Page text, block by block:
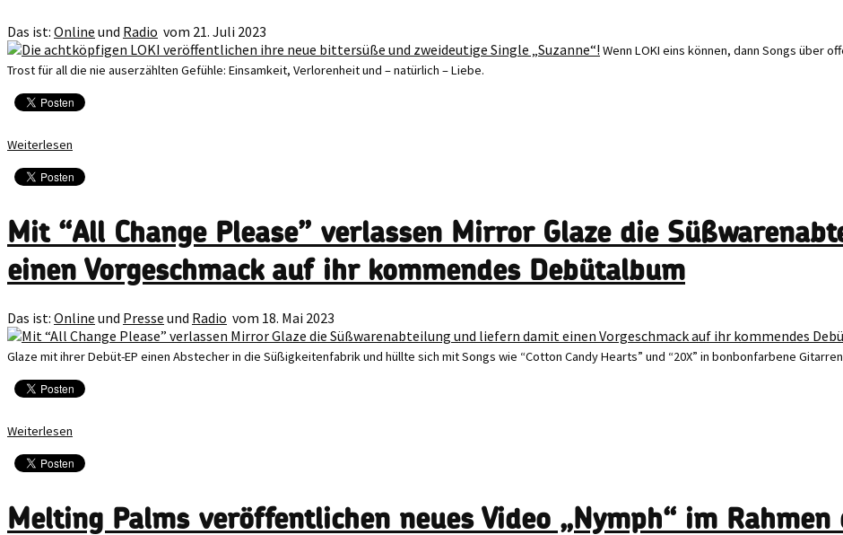
Das ist: Online und Radio vom 21. Juli 2023
Wenn LOKI eins können, dann Songs über
Trost für all die nie auserzählten Gefühle: Einsamkeit, Verlorenheit und – natürlich – Liebe.
Weiterlesen
Mit “All Change Please” verlassen Mirror Glaze die
einen Vorgeschmack auf ihr kommendes Debütalbum
Das ist: Online und Presse und Radio vom 18. Mai 2023
Glaze mit ihrer Debüt-EP einen Abstecher in die Süßigkeitenfabrik und hüllte sich mit Songs wie “Cotton Candy Hearts” und “20X” in bonbonfarbene
Weiterlesen
Melting Palms veröffentlichen neues Video „Nymph“ im Rahmen